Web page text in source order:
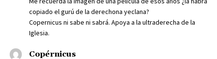
copiado el gurú de la derechona yeclana?
Copernicus ni sabe ni sabrá. Apoya a la ultraderecha de la
Iglesia.
Copérnicus